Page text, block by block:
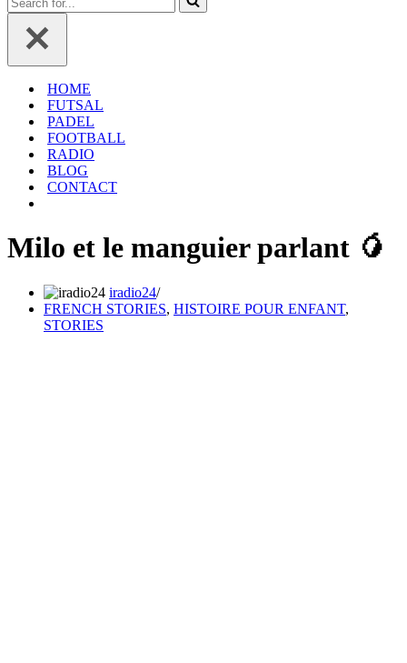
HOME
FUTSAL
PADEL
FOOTBALL
RADIO
BLOG
CONTACT
Milo et le manguier parlant 🥭
iradio24
FRENCH STORIES, HISTOIRE POUR ENFANT,
STORIES